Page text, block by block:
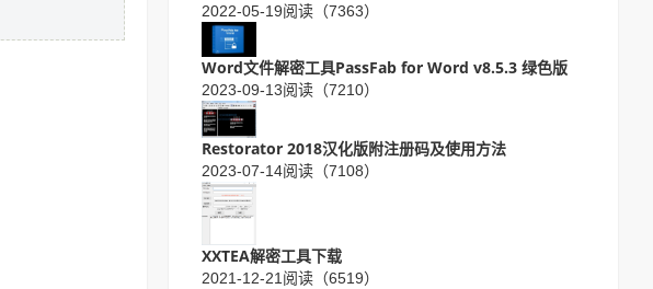
2022-05-19阅读（7363）
Word文件解密工具PassFab for Word v8.5.3 绿色版
2023-09-13阅读（7210）
Restorator 2018汉化版附注册码及使用方法
2023-07-14阅读（7108）
XXTEA解密工具下载
2021-12-21 阅读（6519）